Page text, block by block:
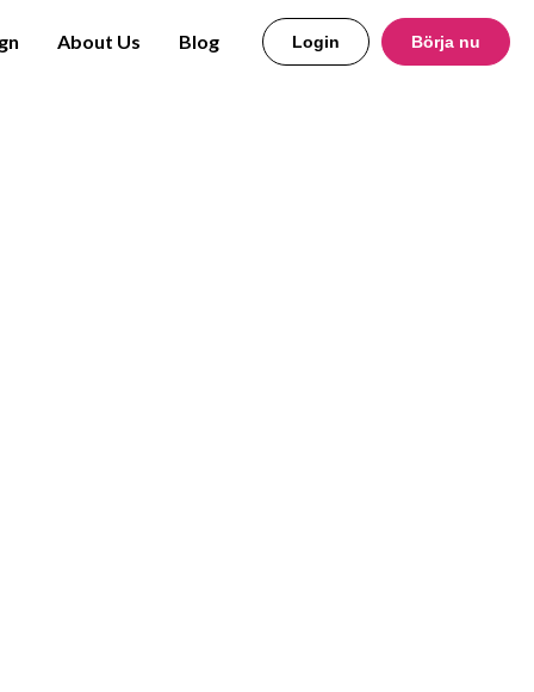
About Us Blog Login Börja nu